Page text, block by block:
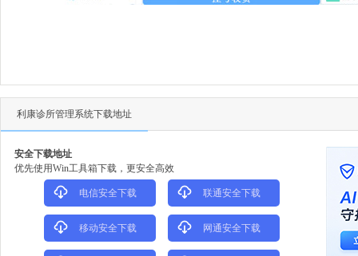
利康诊所管理系统下载地址
安全下载地址
优先使用Win工具箱下载，更安全高效
电信安全下载 联通安全下载
移动安全下载 网通安全下载